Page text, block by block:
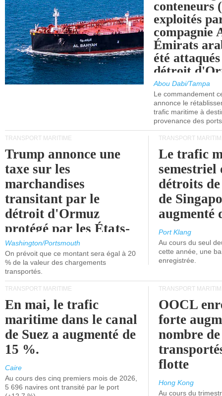
conteneurs
exploités
compagnie
Émirats
été
détroit
Abou Dabi/Tampa
Le commandement
annonce le
trafic maritime à
provenance des
TRANSPORT MARITIME
Trump annonce une
taxe sur les
marchandises
transitant par le
détroit d'Ormuz
protégé par les États-
Unis.
Washington/Portsmouth
On prévoit que ce montant sera égal à 20
% de la valeur des chargements
transportés.
TRANSPORT
Le trafic
semestriel
détroits
de
augmenté
Port Klang
Au cours du seul
cette année, une
enregistrée.
TRANSPORT MARITIME
En mai, le trafic
maritime dans le canal
de Suez a augmenté de
15 %.
Caire
Au cours des cinq premiers mois de 2026,
5 696 navires ont transité par le port
TRANSPORT
OOCL
forte
nombre
flotte
Hong Kong
Au cours du